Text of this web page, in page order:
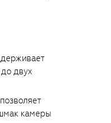
двух
камеры